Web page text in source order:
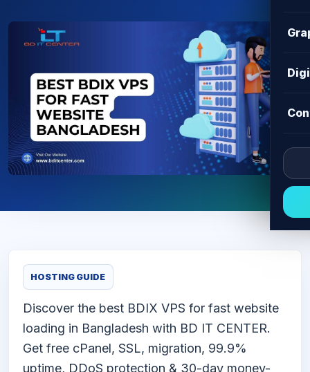
HOSTING GUIDE
Discover the best BDIX VPS for fast website
loading in Bangladesh with BD IT CENTER.
Get free cPanel, SSL, migration, 99.9%
uptime, DDoS protection & 30-day money-